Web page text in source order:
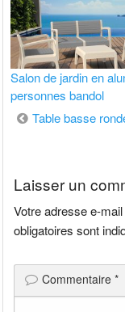
Salon de jardin en
personnes bandol
Navigation
Table basse
Laisser un
Votre adresse e-
obligatoires sont
Commentaire*